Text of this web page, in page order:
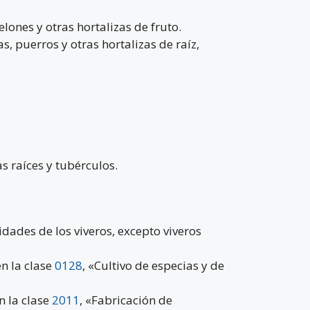
y otras hortalizas de fruto.
puerros y otras hortalizas de raíz,
raíces y tubérculos.
de los viveros, excepto viveros
la clase0128, «Cultivo de especias y de
la clase 2011, «Fabricación de